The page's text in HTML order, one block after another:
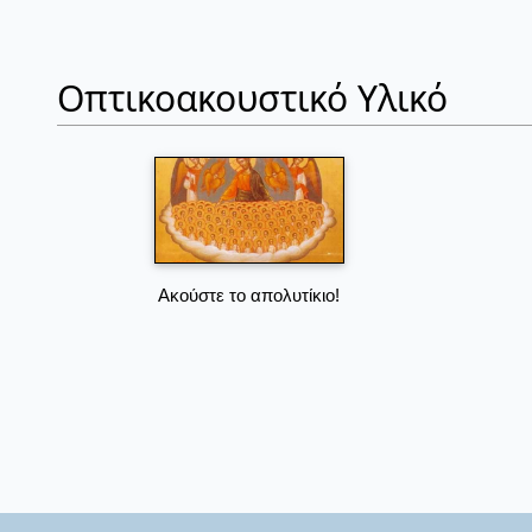
Οπτικοακουστικό Υλικό
Ακούστε το απολυτίκιο!